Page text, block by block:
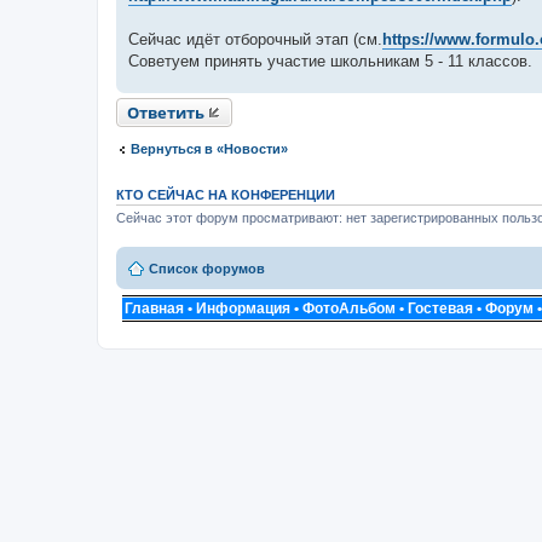
Сейчас идёт отборочный этап (см. https://
Советуем принять участие школьникам 5 - 11 классов.
Ответить
Вернуться в «Новости»
КТО СЕЙЧАС НА КОНФЕРЕНЦИИ
Сейчас этот форум просматривают: нет зарегистрированных
Список форумов
Главная • Информация • ФотоАльбом • Гостевая • Форум